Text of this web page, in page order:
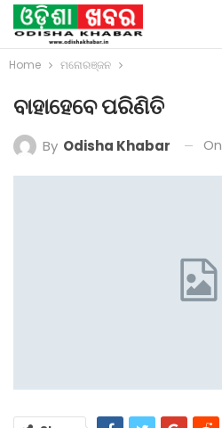
Home ମନୋରଞ୍ଜନ
ବାହାହେବେ ପରିଣିତି
By Odisha Khabar On